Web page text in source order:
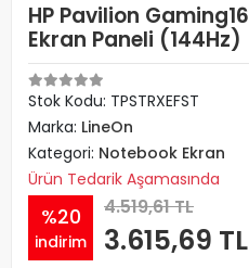
HP Pavilion
Ekran Paneli (144Hz)
Stok Kodu: TPSTRXEFST
Marka: LineOn
Kategori: Notebook Ekran
Ürün Tedarik Aşamasında
%20
indirim
4.519,61 TL
3.615,69 TL